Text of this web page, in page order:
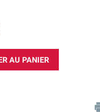
AU PANIER